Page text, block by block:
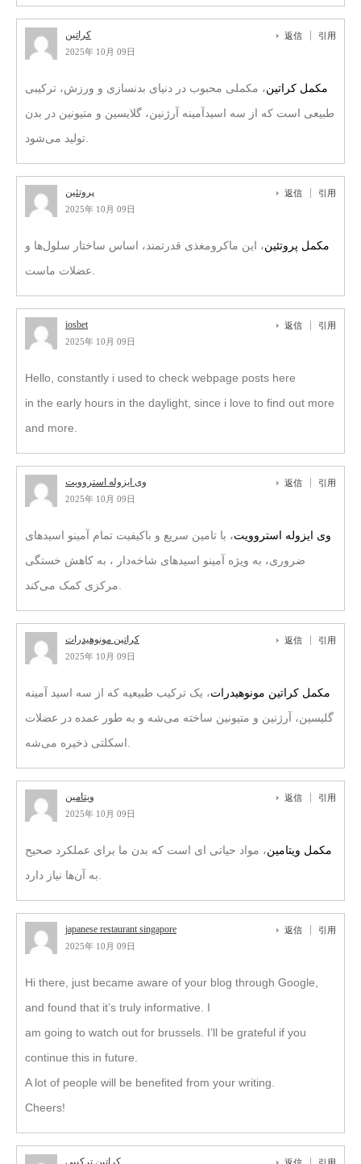
کراتین
2025年 10月 09日
返信 引用
مکمل کراتین، مکملی محبوب در دنیای بدنسازی و ورزش، ترکیبی
طبیعی است که از سه اسیدآمینه آرژنین، گلایسین و متیونین در بدن
تولید می‌شود.
پروتئین
2025年 10月 09日
返信 引用
مکمل پروتئین، این ماکرومغذی قدرتمند، اساس ساختار سلول‌ها و
عضلات ماست.
iosbet
2025年 10月 09日
返信 引用
Hello, constantly i used to check webpage posts here
in the early hours in the daylight, since i love to find out more
and more.
وی ایزوله استروویت
2025年 10月 09日
返信 引用
وی ایزوله استروویت، با تامین سریع و باکیفیت تمام آمینو اسیدهای
ضروری، به ویژه آمینو اسیدهای شاخه‌دار ، به کاهش خستگی
مرکزی کمک می‌کند.
کراتین مونوهیدرات
2025年 10月 09日
返信 引用
مکمل کراتین مونوهیدرات، یک ترکیب طبیعیه که از سه اسید آمینه
گلیسین، آرژنین و متیونین ساخته می‌شه و به طور عمده در عضلات
اسکلتی ذخیره می‌شه.
ویتامین
2025年 10月 09日
返信 引用
مکمل‌ ویتامین، مواد حیاتی‌ ای است که بدن ما برای عملکرد صحیح
به آن‌ها نیاز دارد.
japanese restaurant singapore
2025年 10月 09日
返信 引用
Hi there, just became aware of your blog through Google,
and found that it’s truly informative. I
am going to watch out for brussels. I’ll be grateful if you
continue this in future.
A lot of people will be benefited from your writing.
Cheers!
کراتین ترکیبی